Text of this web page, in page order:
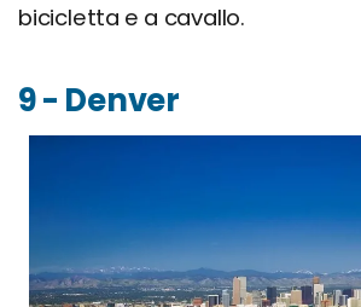
bicicletta e a cavallo.
9 - Denver